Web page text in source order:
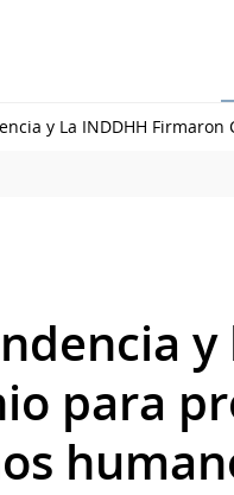
y La INDDHH
para